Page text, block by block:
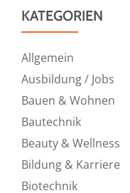
KATEGORIEN
Allgemein
Ausbildung / Jobs
Bauen & Wohnen
Bautechnik
Beauty & Wellness
Bildung & Karriere
Biotechnik